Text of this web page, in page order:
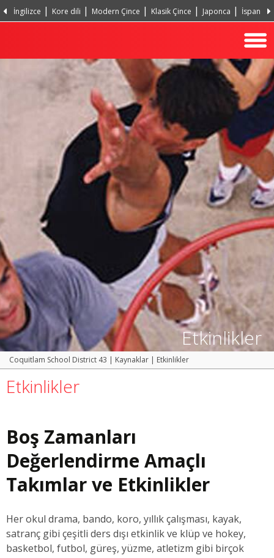
İngilizce Kore dili Modern Çince Klasik Çince Japonca
Etkinlikler
Coquitlam School District 43 | Kaynaklar | Etkinlikler
Etkinlikler
Boş Zamanları
Değerlendirme Amaçlı
Takımlar ve Etkinlikler
Her okul drama, bando, koro, yıllık çalışması, kayak,
satranç gibi çeşitli ders dışı etkinlik ve klüp ve hokey,
basketbol, futbol, güreş, yüzme, atletizm gibi birçok